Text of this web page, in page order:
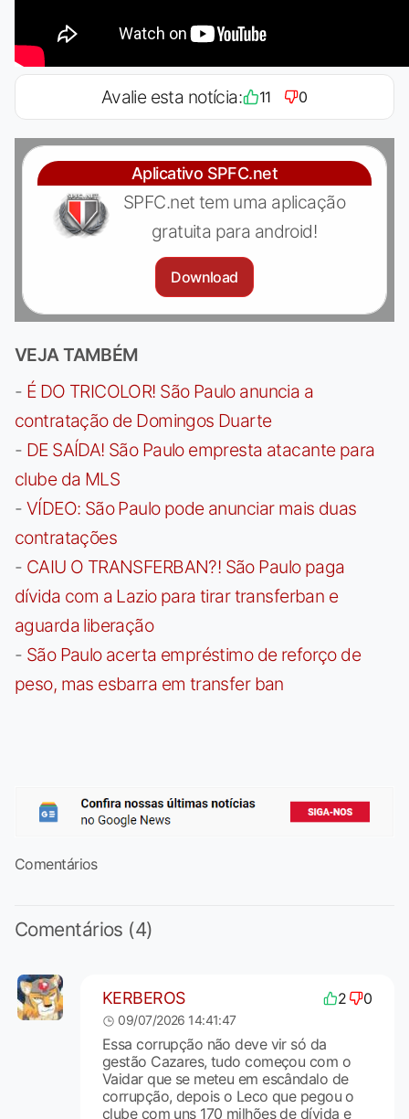
Avalie esta notícia: 11 0
Aplicativo SPFC.net
SPFC.net tem uma aplicação
gratuita para android!
Download
VEJA TAMBÉM
- É DO TRICOLOR! São Paulo anuncia a
contratação de Domingos Duarte
- DE SAÍDA! São Paulo empresta atacante para
clube da MLS
- VÍDEO: São Paulo pode anunciar mais duas
contratações
- CAIU O TRANSFERBAN?! São Paulo paga
dívida com a Lazio para tirar transferban e
aguarda liberação
- São Paulo acerta empréstimo de reforço de
peso, mas esbarra em transfer ban
Comentários
Comentários (4)
KERBEROS 2 0
09/07/2026 14:41:47
Essa corrupção não deve vir só da
gestão Cazares, tudo começou com o
Vaidar que se meteu em escândalo de
corrupção, depois o Leco que pegou o
clube com uns 170 milhões de dívida e